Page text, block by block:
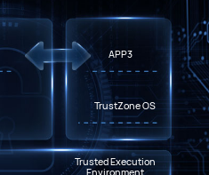
APP3
TrustZone OS
Trusted Execution
Environment